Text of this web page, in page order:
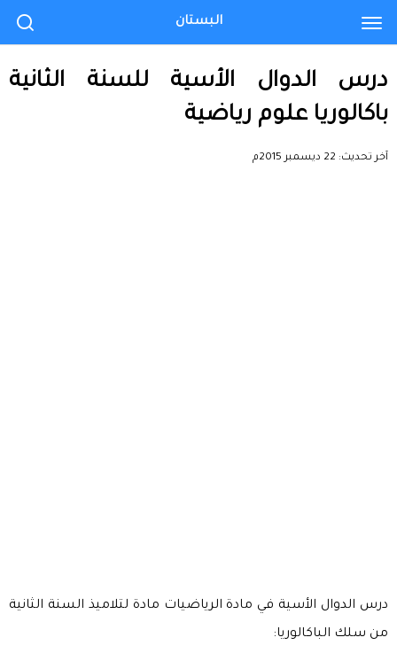
درس الدوال الأسية للسنة الثانية
باكالوريا علوم رياضية
آخر تحديث: 22 ديسمبر 2015م
درس الدوال الأسية في مادة الرياضيات مادة لتلاميذ السنة الثانية
من سلك الباكالوريا:
البستان